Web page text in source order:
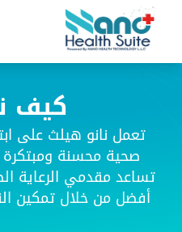
كيف
تعمل نانو هيلث على
صحية محسنة
تساعد مقدمي الرعاية
أفضل من خلال تمكين